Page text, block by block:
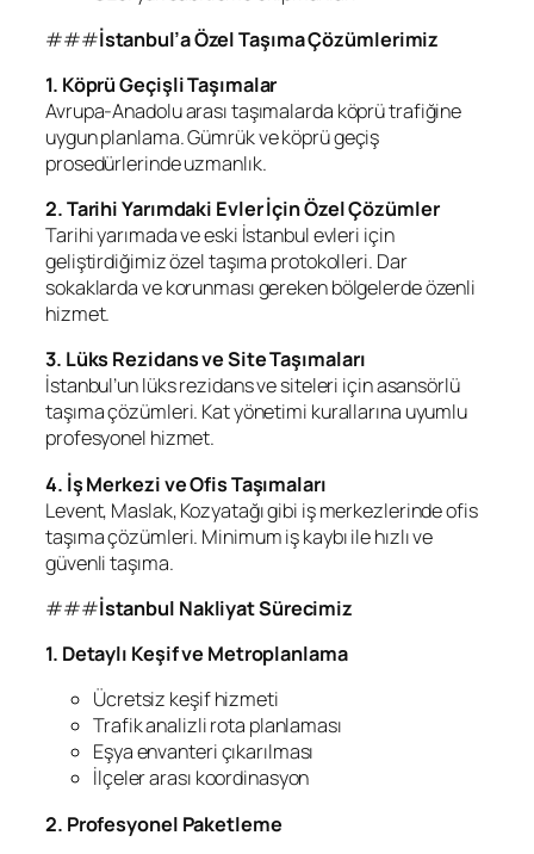
###İstanbul’a Özel Taşıma Çözümlerimiz
1. Köprü Geçişli Taşımalar
Avrupa-Anadolu arası taşımalarda köprü trafiğine
uygun planlama. Gümrük ve köprü geçiş
prosedürlerinde uzmanlık.
2. Tarihi Yarımdaki Evler İçin Özel Çözümler
Tarihi yarımada ve eski İstanbul evleri için
geliştirdiğimiz özel taşıma protokolleri. Dar
sokaklarda ve korunması gereken bölgelerde özenli
hizmet.
3. Lüks Rezidans ve Site Taşımaları
İstanbul’un lüks rezidans ve siteleri için asansörlü
taşıma çözümleri. Kat yönetimi kurallarına uyumlu
profesyonel hizmet.
4. İş Merkezi ve Ofis Taşımaları
Levent, Maslak, Kozyatağı gibi iş merkezlerinde ofis
taşıma çözümleri. Minimum iş kaybı ile hızlı ve
güvenli taşıma.
###İstanbul Nakliyat Sürecimiz
1. Detaylı Keşif ve Metroplanlama
Ücretsiz keşif hizmeti
Trafik analizli rota planlaması
Eşya envanteri çıkarılması
İlçeler arası koordinasyon
2. Profesyonel Paketleme